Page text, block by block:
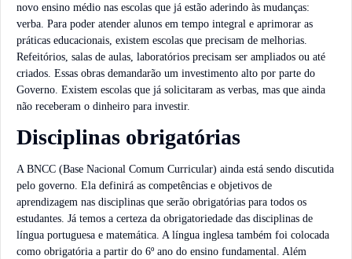
novo ensino médio nas escolas que já estão aderindo às mudanças:
verba. Para poder atender alunos em tempo integral e aprimorar as
práticas educacionais, existem escolas que precisam de melhorias.
Refeitórios, salas de aulas, laboratórios precisam ser ampliados ou até
criados. Essas obras demandarão um investimento alto por parte do
Governo. Existem escolas que já solicitaram as verbas, mas que ainda
não receberam o dinheiro para investir.
Disciplinas obrigatórias
A BNCC (Base Nacional Comum Curricular) ainda está sendo discutida
pelo governo. Ela definirá as competências e objetivos de
aprendizagem nas disciplinas que serão obrigatórias para todos os
estudantes. Já temos a certeza da obrigatoriedade das disciplinas de
língua portuguesa e matemática. A língua inglesa também foi colocada
como obrigatória a partir do 6º ano do ensino fundamental. Além